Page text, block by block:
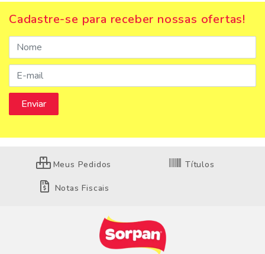
Cadastre-se para receber nossas ofertas!
Meus Pedidos Títulos
Notas Fiscais